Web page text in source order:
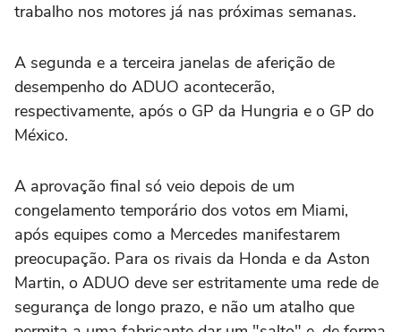
trabalho nos motores já nas próximas semanas.
A segunda e a terceira janelas de aferição de
desempenho do ADUO acontecerão,
respectivamente, após o GP da Hungria e o GP do
México.
A aprovação final só veio depois de um
congelamento temporário dos votos em Miami,
após equipes como a Mercedes manifestarem
preocupação. Para os rivais da Honda e da Aston
Martin, o ADUO deve ser estritamente uma rede de
segurança de longo prazo, e não um atalho que